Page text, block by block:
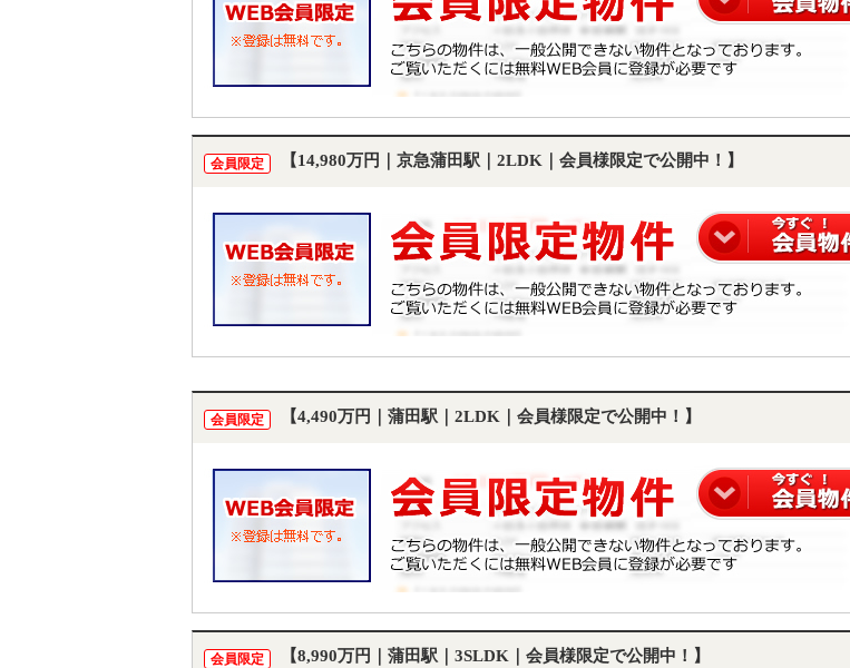
会員限定 【14,980万円｜京急蒲田駅｜2LDK｜会員様限定で公開中！】
会員限定 【4,490万円｜蒲田駅｜2LDK｜会員様限定で公開中！】
会員限定 【8,990万円｜蒲田駅｜3SLDK｜会員様限定で公開中！】